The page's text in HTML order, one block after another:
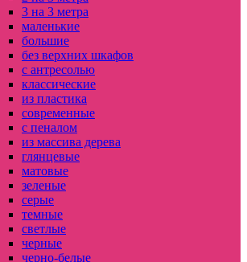
3 на 3 метра
маленькие
большие
без верхних шкафов
с антресолью
классические
из пластика
современные
с пеналом
из массива дерева
глянцевые
матовые
зеленые
серые
темные
светлые
черные
черно-белые